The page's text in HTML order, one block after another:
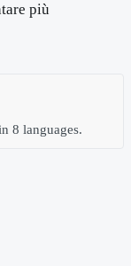
più
8 languages.